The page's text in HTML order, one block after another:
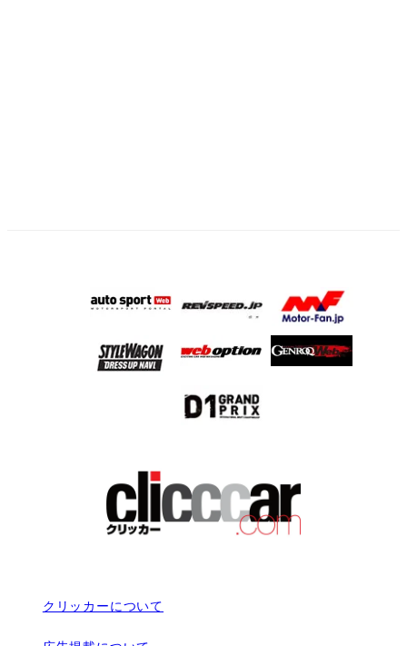
クリッカーについて